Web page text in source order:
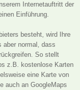
Internetauftritt der
Einführung.
besteht, wird Ihre
aber normal, dass
So stellt
z.B. kostenlose Karten
eine Karte von
auch an GoogleMaps